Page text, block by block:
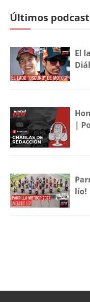
Últimos
El
|
lío!